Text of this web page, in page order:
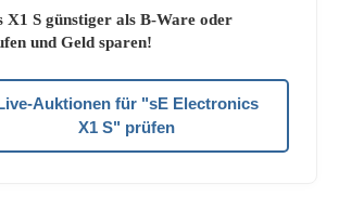
X1 S günstiger als B-Ware oder
und Geld sparen!
Auktionen für "sE Electronics
X1 S" prüfen